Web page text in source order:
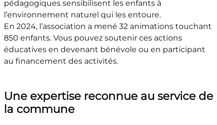
pédagogiques sensibilisent les enfants à
l’environnement naturel qui les entoure.
En 2024, l’association a mené 32 animations touchant
850 enfants. Vous pouvez soutenir ces actions
éducatives en devenant bénévole ou en participant
au financement des activités.
Une expertise reconnue au service de
la commune